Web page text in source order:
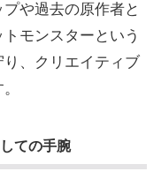
や過去の原作者と
モンスターという
、クリエイティブ
ての手腕